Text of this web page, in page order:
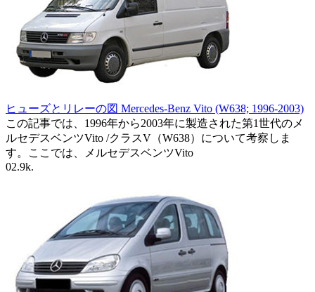
ヒューズとリレーの図 Mercedes-Benz Vito (W638; 1996-2003)
この記事では、1996年から2003年に製造された第1世代のメ
ルセデスベンツVito /クラスV（W638）について考察しま
す。ここでは、メルセデスベンツVito
02.9k.